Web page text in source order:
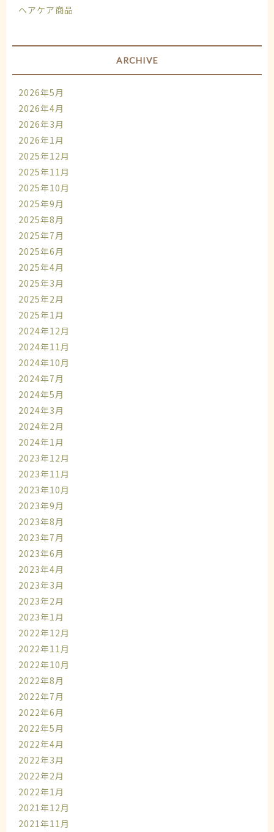
ヘアケア商品
ARCHIVE
2026年5月
2026年4月
2026年3月
2026年1月
2025年12月
2025年11月
2025年10月
2025年9月
2025年8月
2025年7月
2025年6月
2025年4月
2025年3月
2025年2月
2025年1月
2024年12月
2024年11月
2024年10月
2024年7月
2024年5月
2024年3月
2024年2月
2024年1月
2023年12月
2023年11月
2023年10月
2023年9月
2023年8月
2023年7月
2023年6月
2023年4月
2023年3月
2023年2月
2023年1月
2022年12月
2022年11月
2022年10月
2022年8月
2022年7月
2022年6月
2022年5月
2022年4月
2022年3月
2022年2月
2022年1月
2021年12月
2021年11月